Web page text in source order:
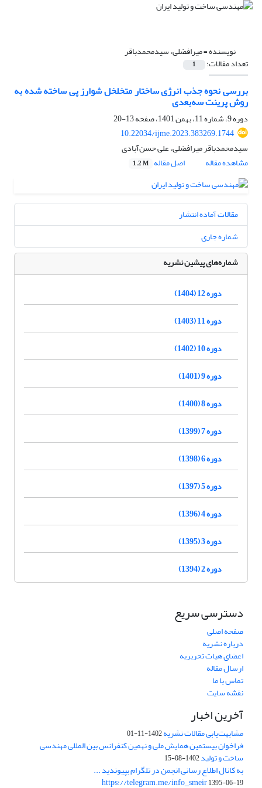
نویسنده =میرافضلی، سیدمحمدباقر
تعداد مقالات: 1
بررسی نحوه جذب انرژی ساختار متخلخل شوارز پی ساخته شده به
روش پرینت سه‌بعدی
دوره 9، شماره 11، بهمن 1401، صفحه
13-20
10.22034/ijme.2023.383269.1744
سیدمحمدباقر میرافضلی، علی حسن‌آبادی
مشاهده مقاله
اصل مقاله 1.2 M
مقالات آماده انتشار
شماره جاری
شماره‌های پیشین نشریه
دوره 12 (1404)
دوره 11 (1403)
دوره 10 (1402)
دوره 9 (1401)
دوره 8 (1400)
دوره 7 (1399)
دوره 6 (1398)
دوره 5 (1397)
دوره 4 (1396)
دوره 3 (1395)
دوره 2 (1394)
دسترسی سریع
صفحه اصلی
درباره نشریه
اعضای هیات تحریریه
ارسال مقاله
تماس با ما
نقشه سایت
آخرین اخبار
مشابهت‌یابی مقالات نشریه1402-11-01
فراخوان بیستمین همایش ملی و نهمین کنفرانس بین المللی مهندسی
ساخت و تولید1402-08-15
به کانال اطلاع رسانی انجمن در تلگرام بپیوندید ...
https://telegram.me/info_smeir1395-06-19